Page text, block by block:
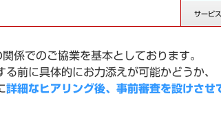
サービ
係でのご協業を基本としております。
前に具体的にお力添えが可能かどうか、
詳細なヒアリング後、事前審査を設けさせ